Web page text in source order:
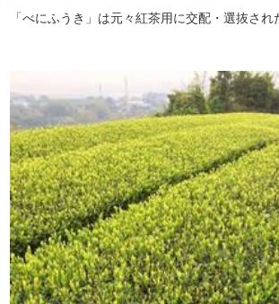
「べにふうき」は元々紅茶用に交配・選抜され